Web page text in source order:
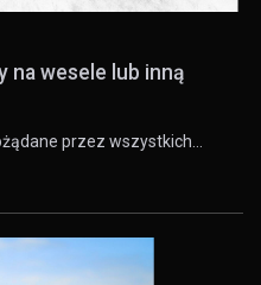
na wesele lub inną
przez wszystkich…